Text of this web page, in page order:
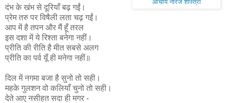
आचार्य नीरज शास्त्री
दंभ के खंभ से दूरियाँ बढ़ गईं।
प्रेम तरु पर विषैली लता चढ़ गईं।
आप में है तपन और मैं हूँ तरल
इस दशा में ये रिश्ता बनेगा नहीं।
प्रीति की रीति है मीत सबसे अलग
प्रीति का पर्व यूँ ही मनेगा नहीं॥
दिल में नगमा बजा है सुनो तो सही।
महके गुलशन वो कलियाँ चुनो तो सही।
देते आए नसीहत सदा ही मगर -